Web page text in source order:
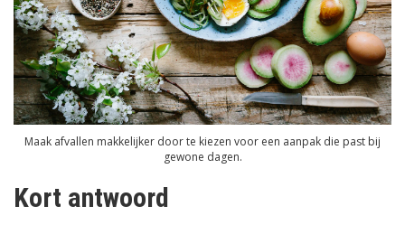
Maak afvallen makkelijker door te kiezen voor een aanpak die past bij
gewone dagen.
Kort antwoord